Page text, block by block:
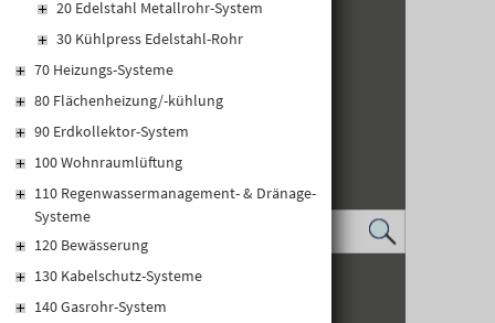
20 Edelstahl Metallrohr-System
30 Kühlpress Edelstahl-Rohr
70 Heizungs-Systeme
80 Flächenheizung/-kühlung
90 Erdkollektor-System
100 Wohnraumlüftung
110 Regenwassermanagement- & Dränage-
Systeme
120 Bewässerung
130 Kabelschutz-Systeme
140 Gasrohr-System
IMPRESSUM
DATENSCHUTZ